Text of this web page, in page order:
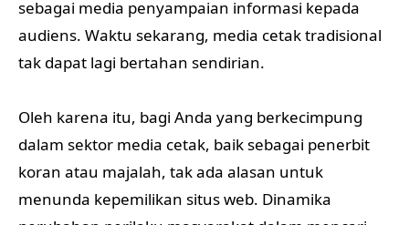
sebagai media penyampaian informasi kepada
audiens. Waktu sekarang, media cetak tradisional
tak dapat lagi bertahan sendirian.
Oleh karena itu, bagi Anda yang berkecimpung
dalam sektor media cetak, baik sebagai penerbit
koran atau majalah, tak ada alasan untuk
menunda kepemilikan situs web. Dinamika